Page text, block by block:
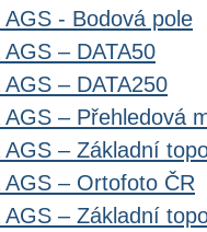
- Bodová pole
– DATA50
– DATA250
– Přehledová
AGS – Základní
– Ortofoto ČR
AGS – Základní